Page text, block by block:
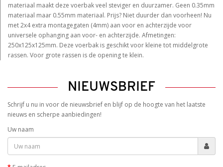
materiaal maakt deze voerbak veel steviger en duurzamer. Geen 0.35mm
materiaal maar 0.55mm materiaal. Prijs? Niet duurder dan voorheen! Nu
met 2x4 extra montagegaten (4mm) aan voor en achterzijde voor
universele ophanging aan voor- en achterzijde. Afmetingen:
250x125x125mm. Deze voerbak is geschikt voor kleine tot middelgrote
rassen. Voor grote rassen is de opening te klein.
NIEUWSBRIEF
Schrijf u nu in voor de nieuwsbrief en blijf op de hoogte van het laatste
nieuws en scherpe aanbiedingen!
Uw naam